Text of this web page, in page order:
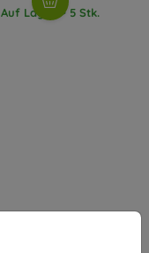
Auf Lager > 5 Stk.